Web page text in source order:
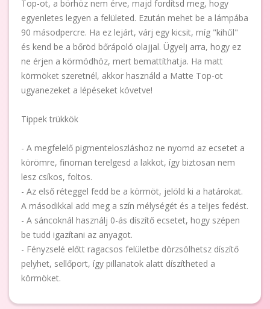
Top-ot, a börhöz nem érve, majd fordítsd meg, hogy
egyenletes legyen a felületed. Ezután mehet be a lámpába
90 másodpercre. Ha ez lejárt, várj egy kicsit, míg "kihűl"
és kend be a bőröd bőrápoló olajjal. Ügyelj arra, hogy ez
ne érjen a körmödhöz, mert bemattíthatja. Ha matt
körmöket szeretnél, akkor használd a Matte Top-ot
ugyanezeket a lépéseket követve!
Tippek trükkök
- A megfelelő pigmenteloszláshoz ne nyomd az ecsetet a
körömre, finoman terelgesd a lakkot, így biztosan nem
lesz csíkos, foltos.
- Az első réteggel fedd be a körmöt, jelöld ki a határokat.
A másodikkal add meg a szín mélységét és a teljes fedést.
- A sáncoknál használj 0-ás díszítő ecsetet, hogy szépen
be tudd igazítani az anyagot.
- Fényzselé előtt ragacsos felületbe dörzsölhetsz díszítő
pelyhet, sellőport, így pillanatok alatt díszítheted a
körmöket.